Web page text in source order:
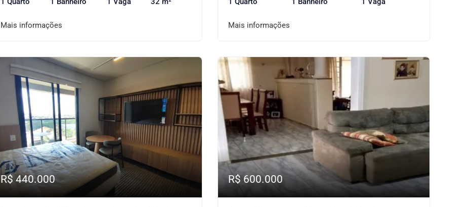
Mais informações Mais informações
R$ 440.000 R$ 600.000